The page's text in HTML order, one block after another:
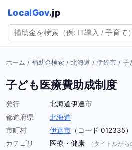
LocalGov.jp
ホーム / 補助金検索 / 北海道 / 伊達市 / 子
子ども医療費助成制度
発行
北海道伊達市
都道府県
北海道
市町村
伊達市 （コード 012335）
カテゴリ
医療・健康 （タイトルから